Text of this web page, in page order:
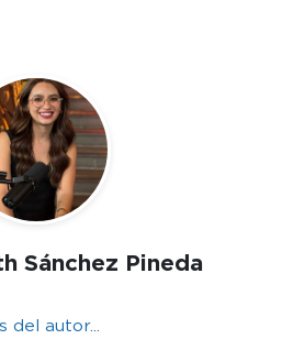
Sánchez Pineda
del autor...